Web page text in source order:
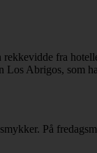
fra
Abrigos, som
På